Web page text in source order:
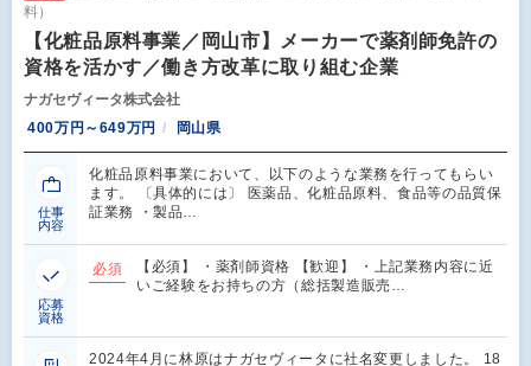
料）
【化粧品原料事業／岡山市】メーカーで薬剤師免許の
資格を活かす／働き方改革に取り組む企業
ナガセヴィータ株式会社
400万円～649万円
岡山県
仕事
内容
化粧品原料事業において、以下のような業務を行ってもらい
ます。 〔具体的には〕 医薬品、化粧品原料、食品等の品質保
証業務 ・製品…
応募
資格
必須
【必須】 ・薬剤師資格 【歓迎】 ・上記業務内容に近
いご経験をお持ちの方（総括製造販売…
2024年4月に林原はナガセヴィータに社名変更しました。 18